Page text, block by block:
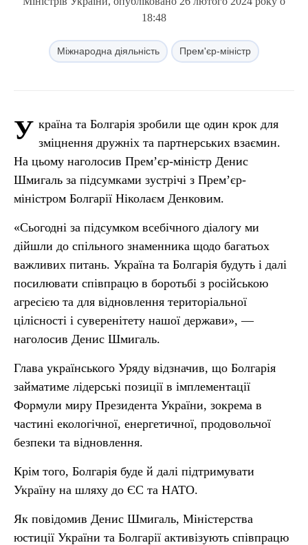
18:48
Міжнародна діяльність Прем'єр-міністр
У країна та Болгарія зробили ще один крок для
зміцнення дружніх та партнерських взаємин.
На цьому наголосив Прем’єр-міністр Денис
Шмигаль за підсумками зустрічі з Прем’єр-
міністром Болгарії Ніколаєм Денковим.
«Сьогодні за підсумком всебічного діалогу ми
дійшли до спільного знаменника щодо багатьох
важливих питань. Україна та Болгарія будуть і далі
посилювати співпрацю в боротьбі з російською
агресією та для відновлення територіальної
цілісності і суверенітету нашої держави», —
наголосив Денис Шмигаль.
Глава українського Уряду відзначив, що Болгарія
займатиме лідерські позиції в імплементації
Формули миру Президента України, зокрема в
частині екологічної, енергетичної, продовольчої
безпеки та відновлення.
Крім того, Болгарія буде й далі підтримувати
Україну на шляху до ЄС та НАТО.
Як повідомив Денис Шмигаль, Міністерства
юстиції України та Болгарії активізують співпрацю